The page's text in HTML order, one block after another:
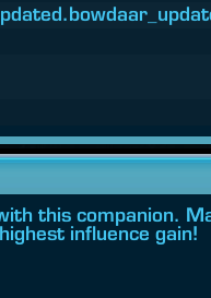
this companion.
influence gain!